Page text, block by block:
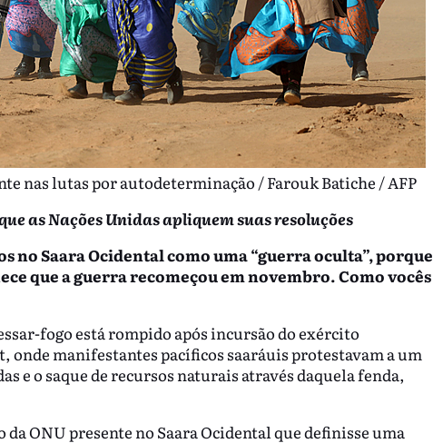
nas lutas por autodeterminação / Farouk Batiche / AFP
as Nações Unidas apliquem suas resoluções
no Saara Ocidental como uma “guerra oculta”, porque
que a guerra recomeçou em novembro. Como vocês
fogo está rompido após incursão do exército
manifestantes pacíficos saaráuis protestavam a um
e o saque de recursos naturais através daquela fenda,
ONU presente no Saara Ocidental que definisse uma